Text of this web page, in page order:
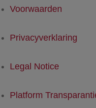
Voorwaarden
Privacyverklaring
Legal Notice
Platform